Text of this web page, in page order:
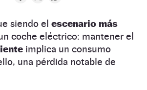
siendo el escenario más
coche eléctrico: mantener el
implica un consumo
una pérdida notable de